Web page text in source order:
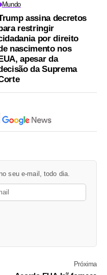
Mundo
assina decretos
restringir
por direito
nascimento nos
EUA, apesar da
da Suprema
seu e-mail, todo dia.
Próxima